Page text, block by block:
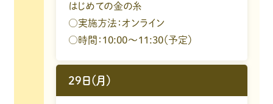
はじめての金の糸
○実施方法：オンライン
○時間：10:00～11:30（予定）
29日（月）